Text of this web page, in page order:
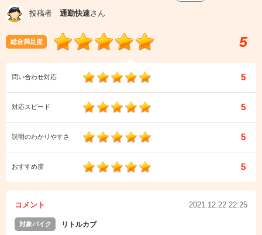
投稿者 通勤快速さん
総合満足度 5
問い合わせ対応 5
対応スピード 5
説明のわかりやすさ 5
おすすめ度 5
コメント 2021.12.22 22:25
対象バイク リトルカブ